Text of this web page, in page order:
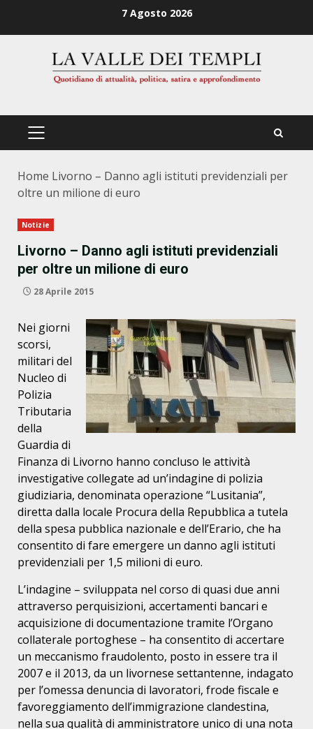
7 Agosto 2026
PRIMÄRES
Home Livorno – Danno agli istituti previdenziali per
oltre un milione di euro
Notizie
Livorno – Danno agli istituti previdenziali
per oltre un milione di euro
28 Aprile 2015
Nei giorni
scorsi,
militari del
Nucleo di
Polizia
Tributaria
della
Guardia di
Finanza di Livorno hanno concluso le attività
investigative collegate ad un’indagine di polizia
giudiziaria, denominata operazione “Lusitania”,
diretta dalla locale Procura della Repubblica a tutela
della spesa pubblica nazionale e dell’Erario, che ha
consentito di fare emergere un danno agli istituti
previdenziali per 1,5 milioni di euro.
L’indagine – sviluppata nel corso di quasi due anni
attraverso perquisizioni, accertamenti bancari e
acquisizione di documentazione tramite l’Organo
collaterale portoghese – ha consentito di accertare
un meccanismo fraudolento, posto in essere tra il
2007 e il 2013, da un livornese settantenne, indagato
per l’omessa denuncia di lavoratori, frode fiscale e
favoreggiamento dell’immigrazione clandestina,
nella sua qualità di amministratore unico di una nota